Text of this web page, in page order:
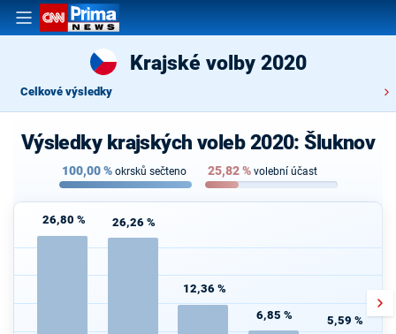
Krajské volby 2020
Celkové výsledky
Výsledky krajských voleb 2020: Šluknov
100,00% okrsků sečteno 25,82% volební účast
26,80 % 26,26 %
12,36 %
6,85 % 5,59 %